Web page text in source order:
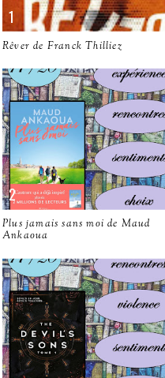
Rêver de Franck Thilliez
Plus jamais sans moi de Maud
Ankaoua